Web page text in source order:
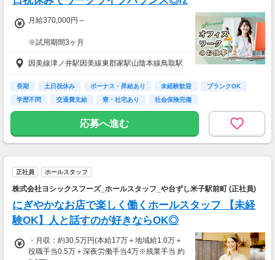
月給370,000円～
※試用期間3ヶ月
待遇に変わりありません。
▽月給額に下記の一律手当含む
■エリア職種手当／1万2,000円～3万円
■稼働手当／1万円
■残業手当(超過分)
■引越手当／3万円（支給条件あり）
＜年収例＞
年収520万円／28歳／入社3年目
年収600万円／32歳／入社5年目
因美線津ノ井駅因美線東郡家駅山陰本線鳥取駅
長期 土日祝休み ボーナス・昇給あり 未経験歓迎
ブランクOK
学歴不問
交通費支給 寮・社宅あり 社会保険完備
応募へ進む
正社員 ホールスタッフ
株式会社ヨシックスフーズ_ホールスタッフ_や台ずし米子駅前町 (正社員)
にぎやかなお店で楽しく働くホールスタッフ 【未経
験OK】人と話すのが好きならOK◎
・月収：約30.5万円(本給17万＋地域給1.0万＋
役職手当0.5万＋深夜労働手当4万※残業手当 約